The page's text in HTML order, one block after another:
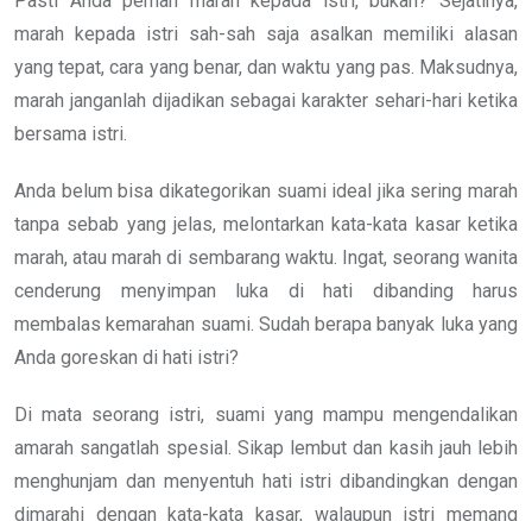
marah kepada istri sah-sah saja asalkan memiliki alasan
yang tepat, cara yang benar, dan waktu yang pas. Maksudnya,
marah janganlah dijadikan sebagai karakter sehari-hari ketika
bersama istri.
Anda belum bisa dikategorikan suami ideal jika sering marah
tanpa sebab yang jelas, melontarkan kata-kata kasar ketika
marah, atau marah di sembarang waktu. Ingat, seorang wanita
cenderung menyimpan luka di hati dibanding harus
membalas kemarahan suami. Sudah berapa banyak luka yang
Anda goreskan di hati istri?
Di mata seorang istri, suami yang mampu mengendalikan
amarah sangatlah spesial. Sikap lembut dan kasih jauh lebih
menghunjam dan menyentuh hati istri dibandingkan dengan
dimarahi dengan kata-kata kasar, walaupun istri memang